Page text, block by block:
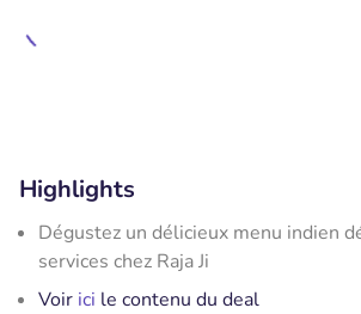
Highlights
Dégustez un délicieux menu indien
services chez Raja Ji
Voir ici le contenu du deal